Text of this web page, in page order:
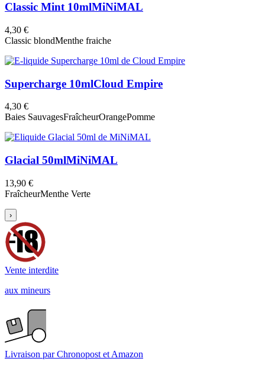
Classic Mint 10mlMiNiMAL
4,30 €
Classic blondMenthe fraiche
Supercharge 10mlCloud Empire
4,30 €
Baies SauvagesFraîcheurOrangePomme
Glacial 50mlMiNiMAL
13,90 €
FraîcheurMenthe Verte
›
Vente interdite
aux mineurs
Livraison par Chronopost et Amazon